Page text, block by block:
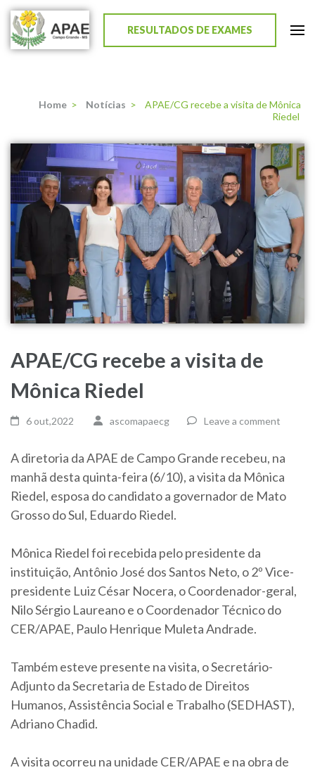
APAE de Campo Grande
RESULTADOS DE EXAMES
Home > Notícias >
APAE/CG recebe a visita de Mônica
Riedel
APAE/CG recebe a visita de
Mônica Riedel
6 out,2022 ascomapaecg Leave a comment
A diretoria da APAE de Campo Grande recebeu, na
manhã desta quinta-feira (6/10), a visita da Mônica
Riedel, esposa do candidato a governador de Mato
Grosso do Sul, Eduardo Riedel.
Mônica Riedel foi recebida pelo presidente da
instituição, Antônio José dos Santos Neto, o 2º Vice-
presidente Luiz César Nocera, o Coordenador-geral,
Nilo Sérgio Laureano e o Coordenador Técnico do
CER/APAE, Paulo Henrique Muleta Andrade.
Também esteve presente na visita, o Secretário-
Adjunto da Secretaria de Estado de Direitos
Humanos, Assistência Social e Trabalho (SEDHAST),
Adriano Chadid.
A visita ocorreu na unidade CER/APAE e na obra de